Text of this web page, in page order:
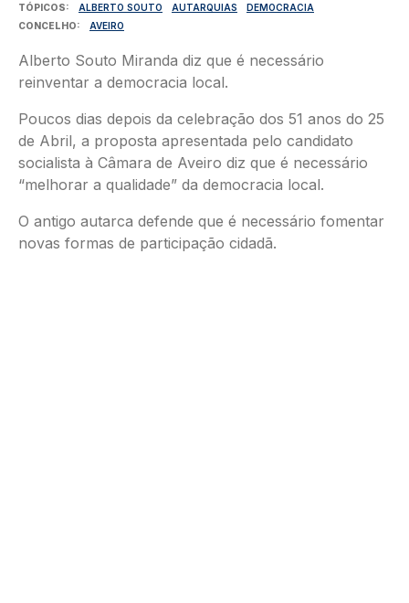
TÓPICOS ALBERTO SOUTO AUTARQUIAS
DEMOCRACIA
CONCELHO
AVEIRO
Alberto Souto Miranda diz que é necessário
reinventar a democracia local.
Poucos dias depois da celebração dos 51 anos do 25
de Abril, a proposta apresentada pelo candidato
socialista à Câmara de Aveiro diz que é necessário
“melhorar a qualidade” da democracia local.
O antigo autarca defende que é necessário fomentar
novas formas de participação cidadã.